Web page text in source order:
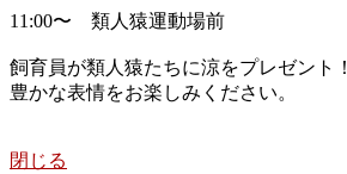
11:00〜 類人猿運動場前
飼育員が類人猿たちに涼をプレゼント！
豊かな表情をお楽しみください。
閉じる